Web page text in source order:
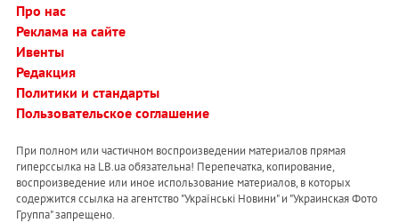
Про нас
Реклама на сайте
Ивенты
Редакция
Политики и стандарты
Пользовательское соглашение
При полном или частичном воспроизведении материалов прямая
гиперссылка на LB.ua обязательна! Перепечатка, копирование,
воспроизведение или иное использование материалов, в которых
содержится ссылка на агентство "Українськi Новини" и "Украинская Фото
Группа" запрещено.